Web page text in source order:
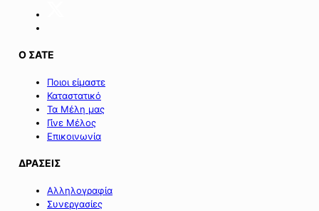
Ο ΣΑΤΕ
Ποιοι είμαστε
Καταστατικό
Τα Μέλη μας
Γίνε Μέλος
Επικοινωνία
ΔΡΑΣΕΙΣ
Αλληλογραφία
Συνεργασίες